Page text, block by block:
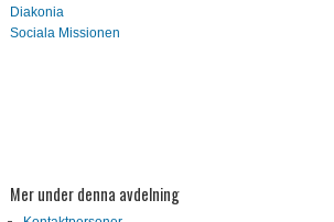
Kontakt
Diakonia
Sociala Missionen
Mer under denna avdelning